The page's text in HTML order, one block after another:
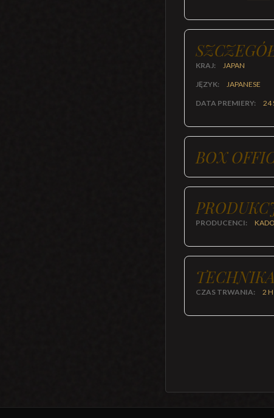
KRAJ: JAPAN
JĘZYK: JAPANESE
DATA PREMIERY: 24
BOX
PRODUCENCI:
CZAS TRWANIA: 2